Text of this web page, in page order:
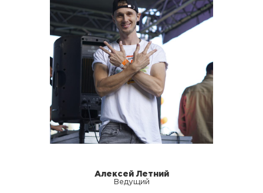
Алексей Летний
Ведущий